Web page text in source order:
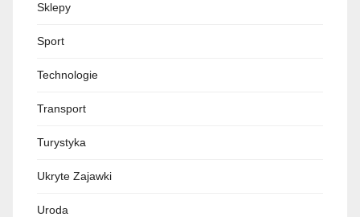
Sklepy
Sport
Technologie
Transport
Turystyka
Ukryte Zajawki
Uroda